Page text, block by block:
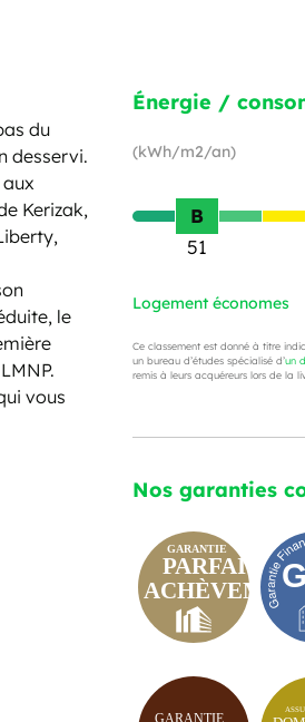
du
desservi.
Kerizak,
le
vous
Énergie /
(kWh/m2/an)
B
51
Logement économes
Ce classement est donné à titre
un bureau d’études spécialisé d’un
remis à leurs acquéreurs lors de la
Nos garanties